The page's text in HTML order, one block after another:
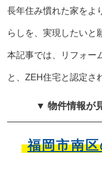
長年住み慣れた家をよ
らしを、実現したいと
本記事では、リフォー
と、ZEH住宅と認定さ
▼ 物件情報が
福岡市南